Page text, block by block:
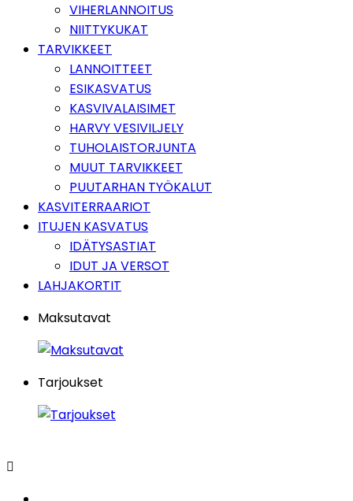
VIHERLANNOITUS
NIITTYKUKAT
TARVIKKEET
LANNOITTEET
ESIKASVATUS
KASVIVALAISIMET
HARVY VESIVILJELY
TUHOLAISTORJUNTA
MUUT TARVIKKEET
PUUTARHAN TYÖKALUT
KASVITERRAARIOT
ITUJEN KASVATUS
IDÄTYSASTIAT
IDUT JA VERSOT
LAHJAKORTIT
Maksutavat
Tarjoukset
